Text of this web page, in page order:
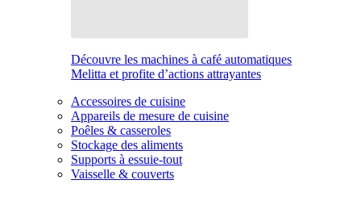
Découvre les machines à café automatiques
Melitta et profite d’actions attrayantes
Accessoires de cuisine
Appareils de mesure de cuisine
Poêles & casseroles
Stockage des aliments
Supports à essuie-tout
Vaisselle & couverts